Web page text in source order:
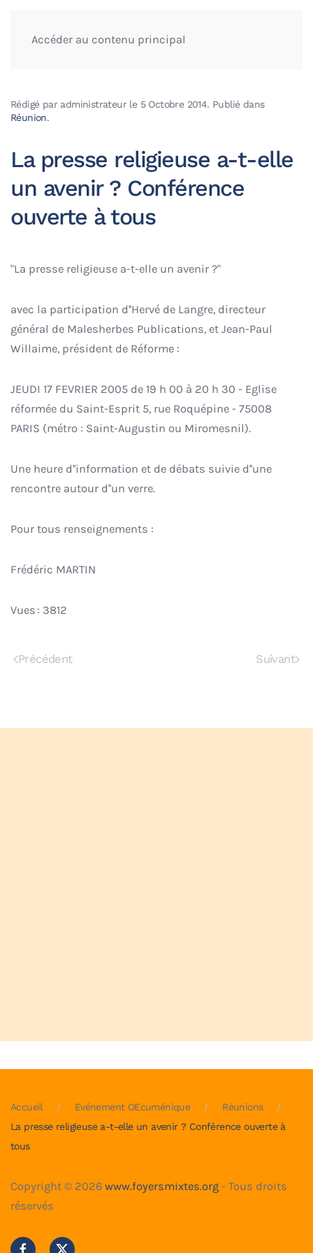
Accéder au contenu principal
Rédigé par administrateur le 5 Octobre 2014. Publié dans
Réunion.
La presse religieuse a-t-elle
un avenir ? Conférence
ouverte à tous
"La presse religieuse a-t-elle un avenir ?"
avec la participation d''Hervé de Langre, directeur
général de Malesherbes Publications, et Jean-Paul
Willaime, président de Réforme :
JEUDI 17 FEVRIER 2005 de 19 h 00 à 20 h 30 - Eglise
réformée du Saint-Esprit 5, rue Roquépine - 75008
PARIS (métro : Saint-Augustin ou Miromesnil).
Une heure d''information et de débats suivie d''une
rencontre autour d''un verre.
Pour tous renseignements :
Frédéric MARTIN
Vues : 3812
Précédent Suivant
Accueil Evénement OEcuménique
Réunions
La presse religieuse a-t-elle un avenir ? Conférence ouverte à
tous
Copyright © 2026 www.foyersmixtes.org - Tous droits
réservés